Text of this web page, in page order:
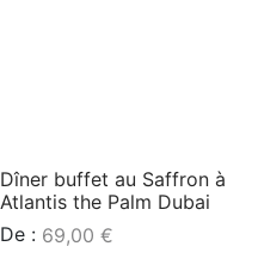
Dîner buffet au Saffron à
Atlantis the Palm Dubai
De : 69,00 €